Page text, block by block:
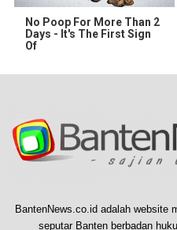
No Poop For More Than 2
Days - It's The First Sign
Of
BantenNews.co.id adalah website
seputar Banten berbadan